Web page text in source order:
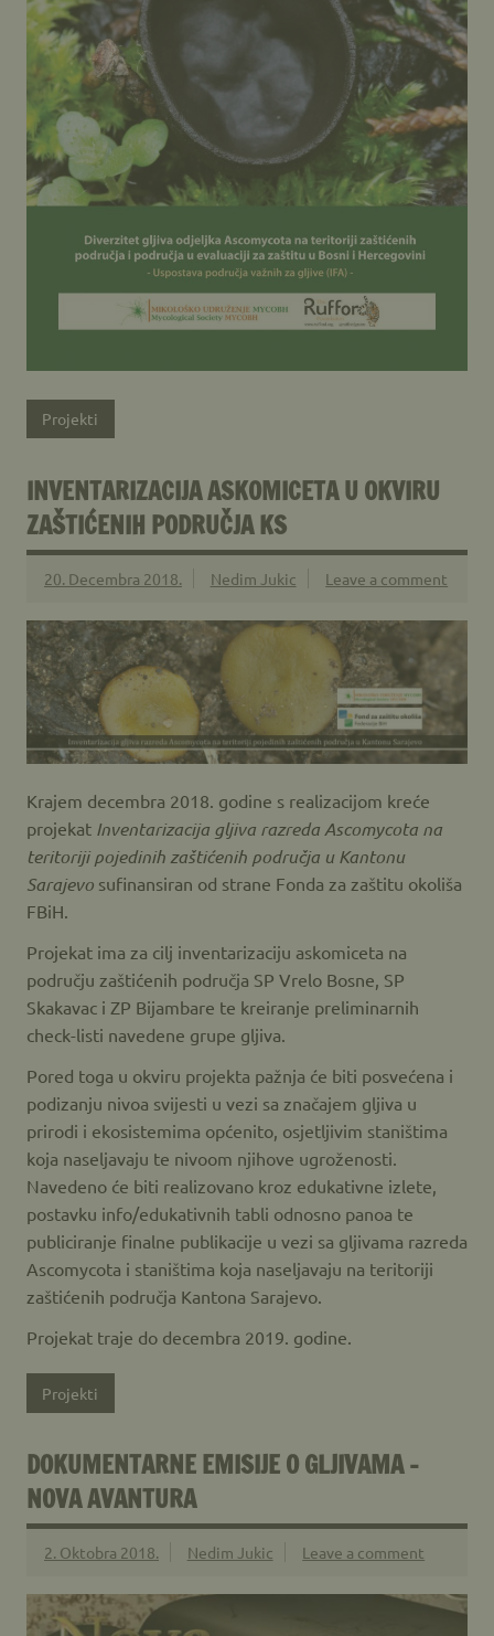
Projekti
INVENTARIZACIJA ASKOMICETA U OKVIRU
ZAŠTIĆENIH PODRUČJA KS
20. Decembra 2018. Nedim Jukic Leave a comment
Krajem decembra 2018. godine s realizacijom kreće
projekat Inventarizacija gljiva razreda Ascomycota na
teritoriji pojedinih zaštićenih područja u Kantonu
Sarajevo sufinansiran od strane Fonda za zaštitu okoliša
FBiH.
Projekat ima za cilj inventarizaciju askomiceta na
području zaštićenih područja SP Vrelo Bosne, SP
Skakavac i ZP Bijambare te kreiranje preliminarnih
check-listi navedene grupe gljiva.
Pored toga u okviru projekta pažnja će biti posvećena i
podizanju nivoa svijesti u vezi sa značajem gljiva u
prirodi i ekosistemima općenito, osjetljivim staništima
koja naseljavaju te nivoom njihove ugroženosti.
Navedeno će biti realizovano kroz edukativne izlete,
postavku info/edukativnih tabli odnosno panoa te
publiciranje finalne publikacije u vezi sa gljivama razreda
Ascomycota i staništima koja naseljavaju na teritoriji
zaštićenih područja Kantona Sarajevo.
Projekat traje do decembra 2019. godine.
Projekti
DOKUMENTARNE EMISIJE O GLJIVAMA –
NOVA AVANTURA
2. Oktobra 2018. Nedim Jukic Leave a comment